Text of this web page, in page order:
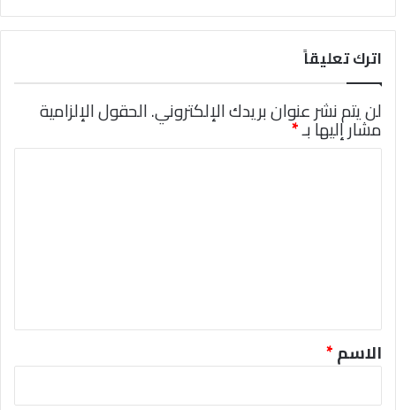
اترك تعليقاً
لن يتم نشر عنوان بريدك الإلكتروني.الحقول الإلزامية
مشار إليها بـ*
*
الاسم*